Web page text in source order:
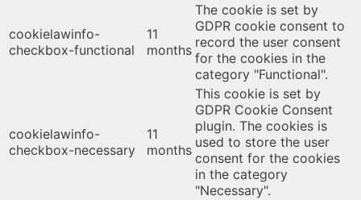
cookielawinfo-
checkbox-functional
11
months
The cookie is set by
GDPR cookie consent to
record the user consent
for the cookies in the
category "Functional".
cookielawinfo-
checkbox-necessary
11
months
This cookie is set by
GDPR Cookie Consent
plugin. The cookies is
used to store the user
consent for the cookies
in the category
"Necessary".